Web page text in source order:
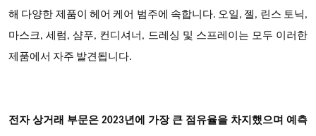
해 다양한 제품이 헤어 케어 범주에 속합니다. 오일, 젤, 린스 토닉,
마스크, 세럼, 샴푸, 컨디셔너, 드레싱 및 스프레이는 모두 이러한
제품에서 자주 발견됩니다.
전자 상거래 부문은 2023년에 가장 큰 점유율을 차지했으며 예측